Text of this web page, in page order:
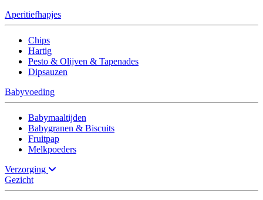
Aperitiefhapjes
Chips
Hartig
Pesto & Olijven & Tapenades
Dipsauzen
Babyvoeding
Babymaaltijden
Babygranen & Biscuits
Fruitpap
Melkpoeders
Verzorging
Gezicht